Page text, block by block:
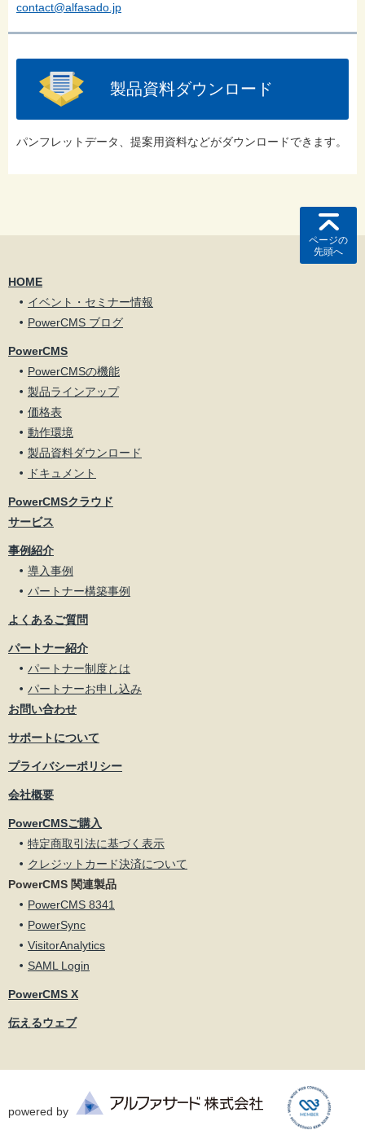
contact@alfasado.jp
製品資料ダウンロード
パンフレットデータ、提案用資料などがダウンロードできます。
ページの
先頭へ
HOME
イベント・セミナー情報
PowerCMS ブログ
PowerCMS
PowerCMSの機能
製品ラインアップ
価格表
動作環境
製品資料ダウンロード
ドキュメント
PowerCMSクラウド
サービス
事例紹介
導入事例
パートナー構築事例
よくあるご質問
パートナー紹介
パートナー制度とは
パートナーお申し込み
お問い合わせ
サポートについて
プライバシーポリシー
会社概要
PowerCMSご購入
特定商取引法に基づく表示
クレジットカード決済について
PowerCMS 関連製品
PowerCMS 8341
PowerSync
VisitorAnalytics
SAML Login
PowerCMS X
伝えるウェブ
powered by